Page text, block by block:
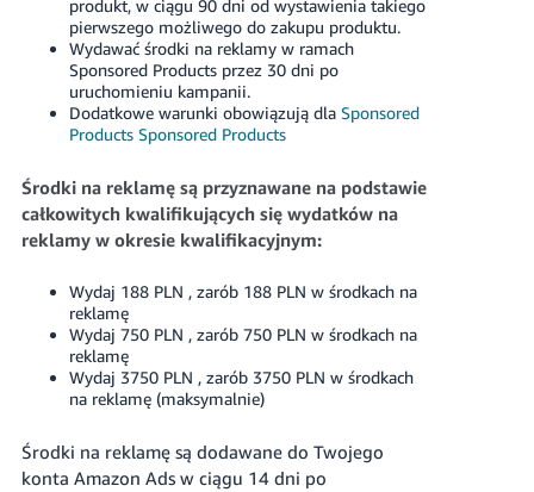
produkt, w ciągu 90 dni od wystawienia takiego
pierwszego możliwego do zakupu produktu.
Wydawać środki na reklamy w ramach
Sponsored Products przez 30 dni po
uruchomieniu kampanii.
Dodatkowe warunki obowiązują dla Sponsored
Products Sponsored Products
Środki na reklamę są przyznawane na podstawie
całkowitych kwalifikujących się wydatków na
reklamy w okresie kwalifikacyjnym:
Wydaj 188 PLN , zarób 188 PLN w środkach na
reklamę
Wydaj 750 PLN , zarób 750 PLN w środkach na
reklamę
Wydaj 3750 PLN , zarób 3750 PLN w środkach
na reklamę (maksymalnie)
Środki na reklamę są dodawane do Twojego
konta Amazon Ads w ciągu 14 dni po